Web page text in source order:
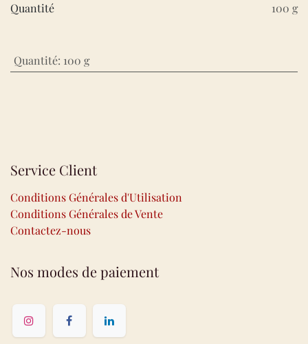
Quantité 100 g
Quantité: 100 g
Service Client
Conditions Générales d'Utilisation
Conditions Générales de Vente
Contactez-nous
Nos modes de paiement